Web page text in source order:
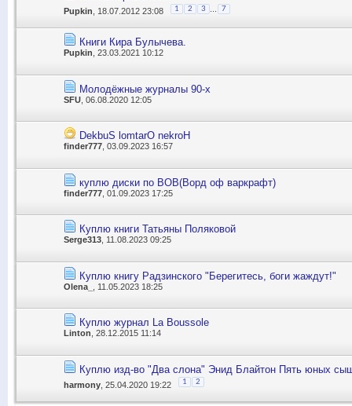
Pupkin , 18.07.2012 23:08 1 2 3 7
Книги Кира Булычева.
Pupkin , 23.03.2021 10:12
Молодёжные журналы 90-х
SFU , 06.08.2020 12:05
DekbuS lomtarO nekroH
finder777 , 03.09.2023 16:57
куплю диски по ВОВ(Ворд оф варкрафт)
finder777 , 01.09.2023 17:25
Куплю книги Татьяны Поляковой
Serge313 , 11.08.2023 09:25
Куплю книгу Радзинского "Берегитесь, боги жаждут!"
Olena_ , 11.05.2023 18:25
Куплю журнал La Boussole
Linton , 28.12.2015 11:14
Куплю изд-во "Два слона" Энид Блайтон Пять юных
harmony , 25.04.2020 19:22 1 2